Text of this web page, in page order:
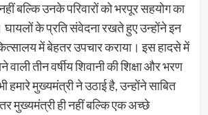
बल्कि उनके परिवारों को भरपूर सहयोग का
घायलों के प्रति संवेदना रखते हुए उन्होंने इन
में बेहतर उपचार कराया। इस हादसे में
वाली तीन वर्षीय शिवानी की शिक्षा और भरण
हमारे मुख्यमंत्री ने उठाई है, उन्होंने साबित
मुख्यमंत्री ही नहीं बल्कि एक अच्छे